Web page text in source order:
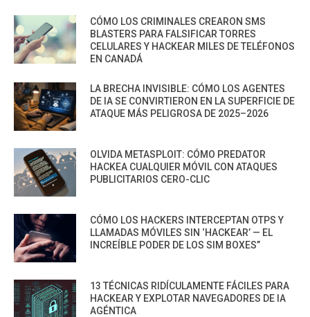
CÓMO LOS CRIMINALES CREARON SMS
BLASTERS PARA FALSIFICAR TORRES
CELULARES Y HACKEAR MILES DE TELÉFONOS
EN CANADÁ
LA BRECHA INVISIBLE: CÓMO LOS AGENTES
DE IA SE CONVIRTIERON EN LA SUPERFICIE DE
ATAQUE MÁS PELIGROSA DE 2025–2026
OLVIDA METASPLOIT: CÓMO PREDATOR
HACKEA CUALQUIER MÓVIL CON ATAQUES
PUBLICITARIOS CERO-CLIC
CÓMO LOS HACKERS INTERCEPTAN OTPS Y
LLAMADAS MÓVILES SIN ‘HACKEAR’ — EL
INCREÍBLE PODER DE LOS SIM BOXES”
13 TÉCNICAS RIDÍCULAMENTE FÁCILES PARA
HACKEAR Y EXPLOTAR NAVEGADORES DE IA
AGÉNTICA